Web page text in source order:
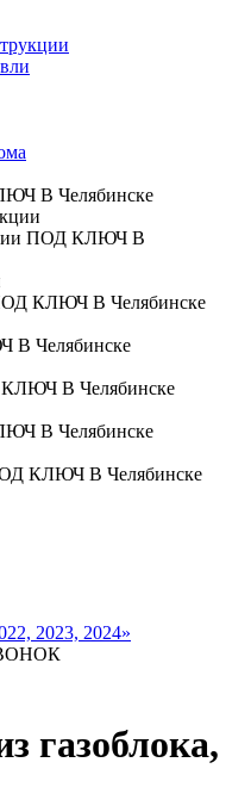
В Челябинске
ПОД КЛЮЧ В
КЛЮЧ В Челябинске
Челябинске
В Челябинске
В Челябинске
КЛЮЧ В Челябинске
2023, 2024»
газоблока,